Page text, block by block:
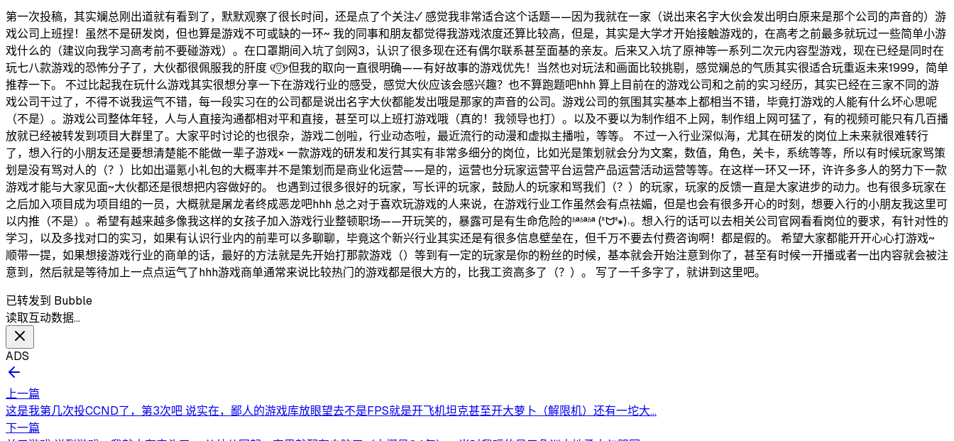
第一次投稿，其实斓总刚出道就有看到了，默默观察了很长时间，还是点了个关注✓ 感觉我非常适合这个话题——因为我就在一家（说出来名字大伙会发出明白原来是那个公司的声音的）游
戏公司上班捏！虽然不是研发岗，但也算是游戏不可或缺的一环~ 我的同事和朋友都觉得我游戏浓度还算比较高，但是，其实是大学才开始接触游戏的，在高考之前最多就玩过一些简单小游
戏什么的（建议向我学习高考前不要碰游戏）。在口罩期间入坑了剑网3，认识了很多现在还有偶尔联系甚至面基的亲友。后来又入坑了原神等一系列二次元内容型游戏，现在已经是同时在
玩七八款游戏的恐怖分子了，大伙都很佩服我的肝度 ୧⍢⃝୨但我的取向一直很明确——有好故事的游戏优先！当然也对玩法和画面比较挑剔，感觉斓总的气质其实很适合玩重返未来1999，简单
推荐一下。 不过比起我在玩什么游戏其实很想分享一下在游戏行业的感受，感觉大伙应该会感兴趣？也不算跑题吧hhh 算上目前在的游戏公司和之前的实习经历，其实已经在三家不同的游
戏公司干过了，不得不说我运气不错，每一段实习在的公司都是说出名字大伙都能发出哦是那家的声音的公司。游戏公司的氛围其实基本上都相当不错，毕竟打游戏的人能有什么坏心思呢
（不是）。游戏公司整体年轻，人与人直接沟通都相对平和直接，甚至可以上班打游戏哦（真的！我领导也打）。以及不要以为制作组不上网，制作组上网可猛了，有的视频可能只有几百播
放就已经被转发到项目大群里了。大家平时讨论的也很杂，游戏二创啦，行业动态啦，最近流行的动漫和虚拟主播啦，等等。 不过一入行业深似海，尤其在研发的岗位上未来就很难转行
了，想入行的小朋友还是要想清楚能不能做一辈子游戏× 一款游戏的研发和发行其实有非常多细分的岗位，比如光是策划就会分为文案，数值，角色，关卡，系统等等，所以有时候玩家骂策
划是没有骂对人的（？）比如出逼氪小礼包的大概率并不是策划而是商业化运营——是的，运营也分玩家运营平台运营产品运营活动运营等等。在这样一环又一环，许许多多人的努力下一款
游戏才能与大家见面~大伙都还是很想把内容做好的。 也遇到过很多很好的玩家，写长评的玩家，鼓励人的玩家和骂我们（？）的玩家，玩家的反馈一直是大家进步的动力。也有很多玩家在
之后加入项目成为项目组的一员，大概就是屠龙者终成恶龙吧hhh 总之对于喜欢玩游戏的人来说，在游戏行业工作虽然会有点祛媚，但是也会有很多开心的时刻，想要入行的小朋友我这里可
以内推（不是）。希望有越来越多像我这样的女孩子加入游戏行业整顿职场——开玩笑的，暴露可是有生命危险的ʱªʱªʱª (ᕑᗢᓫ∗)˒。想入行的话可以去相关公司官网看看岗位的要求，有针对性的
学习，以及多找对口的实习，如果有认识行业内的前辈可以多聊聊，毕竟这个新兴行业其实还是有很多信息壁垒在，但千万不要去付费咨询啊！都是假的。 希望大家都能开开心心打游戏~
顺带一提，如果想接游戏行业的商单的话，最好的方法就是先开始打那款游戏（）等到有一定的玩家是你的粉丝的时候，基本就会开始注意到你了，甚至有时候一开播或者一出内容就会被注
意到，然后就是等待加上一点点运气了hhh游戏商单通常来说比较热门的游戏都是很大方的，比我工资高多了（？）。 写了一千多字了，就讲到这里吧。
已转发到 Bubble
读取互动数据…
ADS
上一篇
这是我第几次投CCND了，第3次吧 说实在，鄙人的游戏库放眼望去不是FPS就是开飞机坦克甚至开大萝卜（解限机）还有一坨大...
下一篇